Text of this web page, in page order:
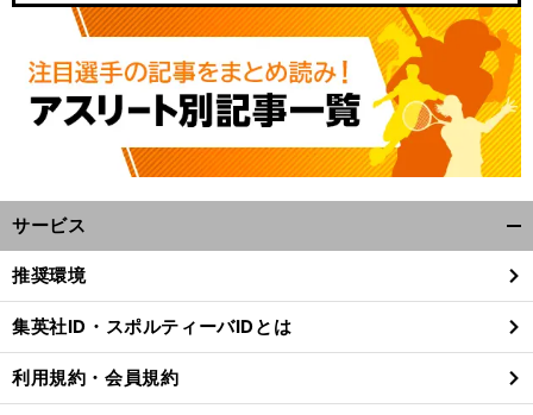
サービス
閉
る
推奨環境
集英社ID・スポルティーバIDとは
利用規約・会員規約